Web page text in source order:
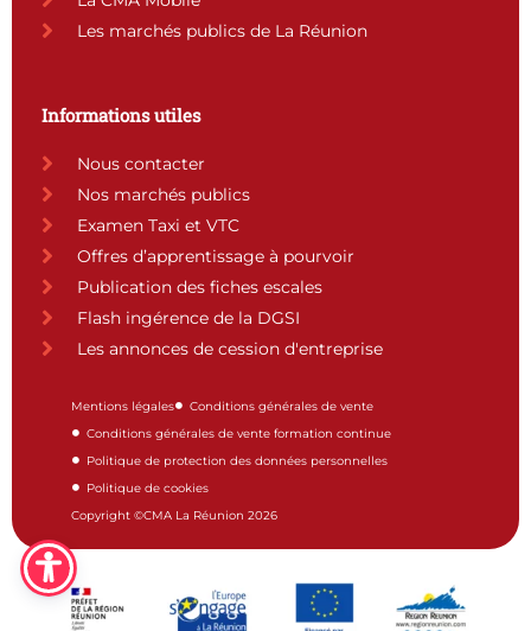
Les marchés publics de La Réunion
Informations utiles
Nous contacter
Nos marchés publics
Examen Taxi et VTC
Offres d’apprentissage à pourvoir
Publication des fiches escales
Flash ingérence de la DGSI
Les annonces de cession d'entreprise
Mentions légales
Conditions générales de vente
Conditions générales de vente formation continue
Politique de protection des données personnelles
Politique de cookies
Copyright ©CMA La Réunion 2026